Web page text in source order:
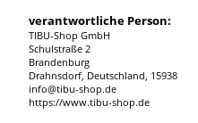
verantwortliche Person:
TIBU-Shop GmbH
Schulstraße 2
Brandenburg
Drahnsdorf, Deutschland, 15938
info@tibu-shop.de
https://www.tibu-shop.de